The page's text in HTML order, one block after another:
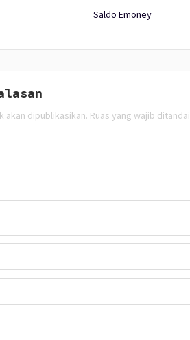
Saldo Emoney
akan dipublikasikan. Ruas yang wajib ditandai